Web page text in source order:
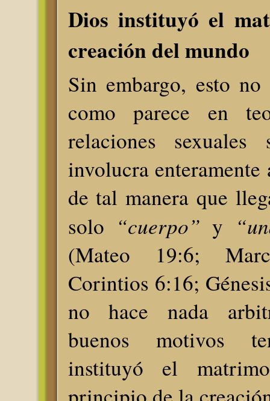
Dios instituyó el
creación del mundo
Sin embargo, esto
como parece en
relaciones
involucra enteramente
de tal manera que
solo “cuerpo” y
(Mateo 19:6;
Corintios 6:16;
no hace nada
buenos motivos
instituyó el